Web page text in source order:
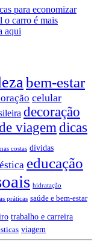
para economizar
o carro é mais
aqui
bem-estar
celular
decoração
viagemdicas
costas dívidas
educação
hidratação
práticas saúde e bem-estar
trabalho e carreira
viagem